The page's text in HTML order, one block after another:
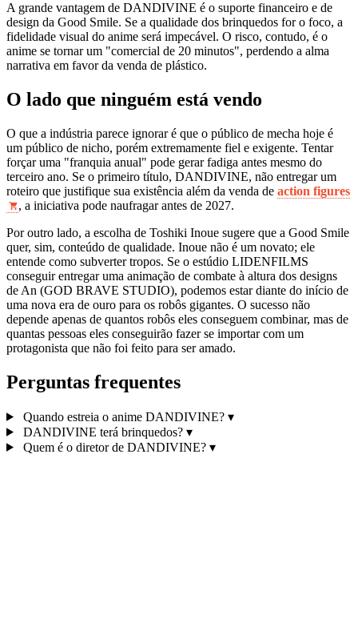
A grande vantagem de DANDIVINE é o suporte financeiro e de
design da Good Smile. Se a qualidade dos brinquedos for o foco, a
fidelidade visual do anime será impecável. O risco, contudo, é o
anime se tornar um "comercial de 20 minutos", perdendo a alma
narrativa em favor da venda de plástico.
O lado que ninguém está vendo
O que a indústria parece ignorar é que o público de mecha hoje é
um público de nicho, porém extremamente fiel e exigente. Tentar
forçar uma "franquia anual" pode gerar fadiga antes mesmo do
terceiro ano. Se o primeiro título, DANDIVINE, não entregar um
roteiro que justifique sua existência além da venda de action figures
, a iniciativa pode naufragar antes de 2027.
Por outro lado, a escolha de Toshiki Inoue sugere que a Good Smile
quer, sim, conteúdo de qualidade. Inoue não é um novato; ele
entende como subverter tropos. Se o estúdio LIDENFILMS
conseguir entregar uma animação de combate à altura dos designs
de An (GOD BRAVE STUDIO), podemos estar diante do início de
uma nova era de ouro para os robôs gigantes. O sucesso não
depende apenas de quantos robôs eles conseguem combinar, mas de
quantas pessoas eles conseguirão fazer se importar com um
protagonista que não foi feito para ser amado.
Perguntas frequentes
Quando estreia o anime DANDIVINE? ▾
DANDIVINE terá brinquedos? ▾
Quem é o diretor de DANDIVINE? ▾